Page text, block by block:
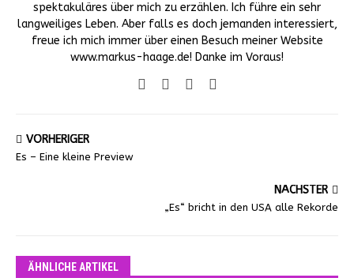
spektakuläres über mich zu erzählen. Ich führe ein sehr
langweiliges Leben. Aber falls es doch jemanden interessiert,
freue ich mich immer über einen Besuch meiner Website
www.markus-haage.de! Danke im Voraus!
VORHERIGER
Es – Eine kleine Preview
NÄCHSTER
„Es“ bricht in den USA alle Rekorde
ÄHNLICHE ARTIKEL